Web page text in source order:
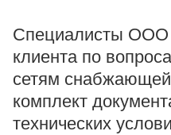
Специалисты ООО
клиента по
сетям снабжающей
комплект
технических